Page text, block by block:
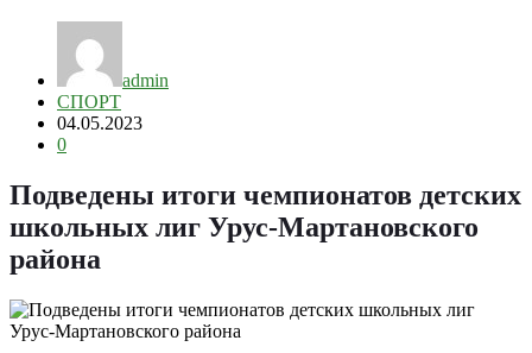
admin
СПОРТ
04.05.2023
0
Подведены итоги чемпионатов детских
школьных лиг Урус-Мартановского
района